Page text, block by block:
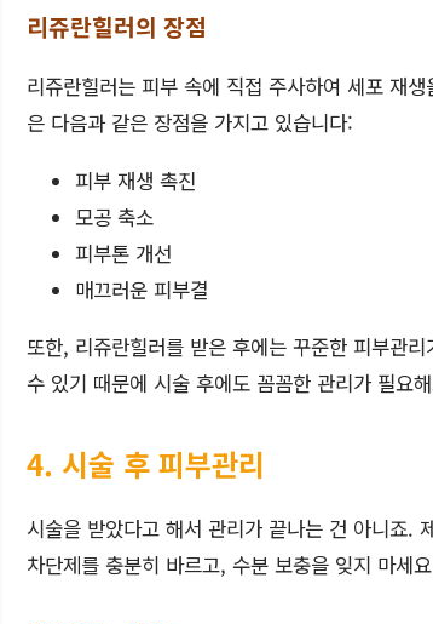
리쥬란힐러의 장점
리쥬란힐러는 피부 속에 직접 주사하여 세포 재
은 다음과 같은 장점을 가지고 있습니다:
피부 재생 촉진
모공 축소
피부톤 개선
매끄러운 피부결
또한, 리쥬란힐러를 받은 후에는 꾸준한 피부관
수 있기 때문에 시술 후에도 꼼꼼한 관리가 필요
4. 시술 후 피부관리
시술을 받았다고 해서 관리가 끝나는 건 아니죠.
차단제를 충분히 바르고, 수분 보충을 잊지 마세